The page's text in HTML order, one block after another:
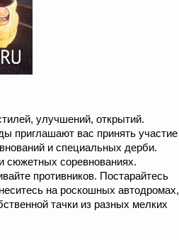
улучшений, открытий.
приглашают вас принять участие
и специальных дерби.
сюжетных соревнованиях.
противников. Постарайтесь
на роскошных автодромах,
тачки из разных мелких